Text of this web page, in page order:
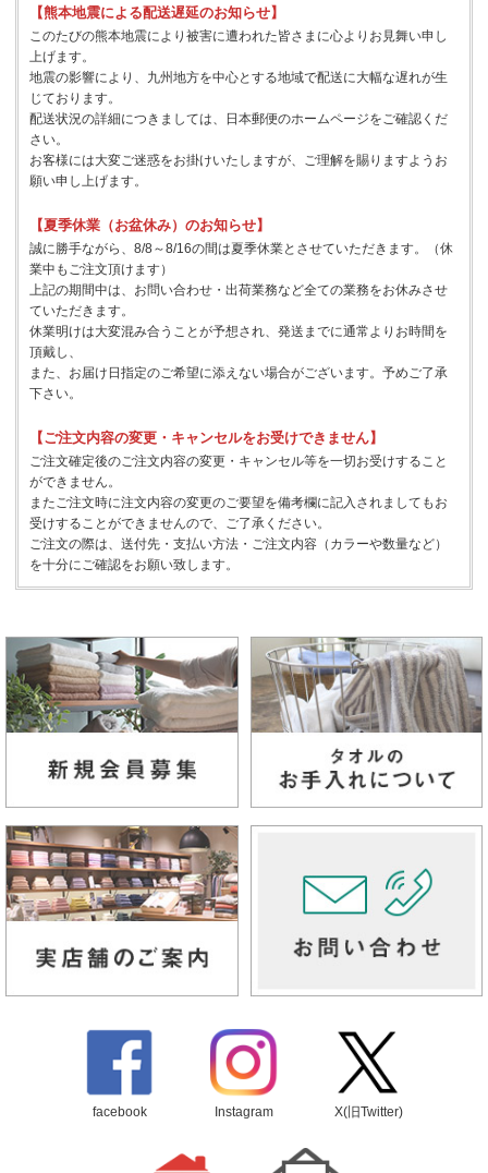
【熊本地震による配送遅延のお知らせ】
このたびの熊本地震により被害に遭われた皆さまに心よりお見舞い申し
上げます。
地震の影響により、九州地方を中心とする地域で配送に大幅な遅れが生
じております。
配送状況の詳細につきましては、日本郵便のホームページをご確認くだ
さい。
お客様には大変ご迷惑をお掛けいたしますが、ご理解を賜りますようお
願い申し上げます。
【夏季休業（お盆休み）のお知らせ】
誠に勝手ながら、8/8～8/16の間は夏季休業とさせていただきます。（休
業中もご注文頂けます）
上記の期間中は、お問い合わせ・出荷業務など全ての業務をお休みさせ
ていただきます。
休業明けは大変混み合うことが予想され、発送までに通常よりお時間を
頂戴し、
また、お届け日指定のご希望に添えない場合がございます。予めご了承
下さい。
【ご注文内容の変更・キャンセルをお受けできません】
ご注文確定後のご注文内容の変更・キャンセル等を一切お受けすること
ができません。
またご注文時に注文内容の変更のご要望を備考欄に記入されましてもお
受けすることができませんので、ご了承ください。
ご注文の際は、送付先・支払い方法・ご注文内容（カラーや数量など）
を十分にご確認をお願い致します。
facebook Instagram X(旧Twitter)